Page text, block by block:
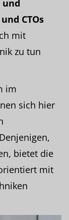
CTOs
mit
zu tun
im
sich hier
bietet die
mit